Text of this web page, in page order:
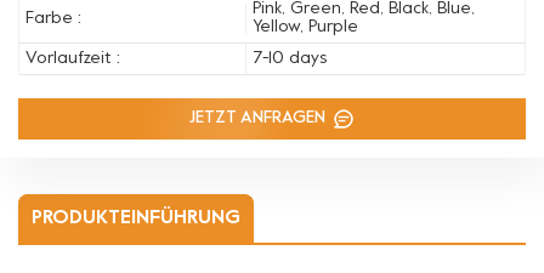
Farbe :
Pink, Green, Red, Black, Blue,
Yellow, Purple
Vorlaufzeit :
7-10 days
JETZT ANFRAGEN
PRODUKTEINFÜHRUNG